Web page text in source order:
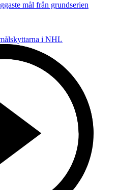
mål från grundserien